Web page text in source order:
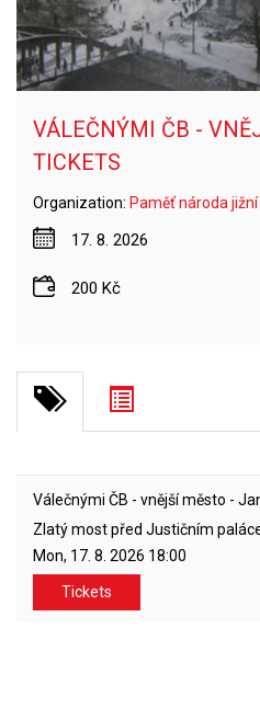
VÁLEČNÝMI ČB -
TICKETS
Organization: Paměť národa
17. 8. 2026
200 Kč
Válečnými ČB - vnější město -
Zlatý most před Justičním
Mon, 17. 8. 2026 18:00
Tickets